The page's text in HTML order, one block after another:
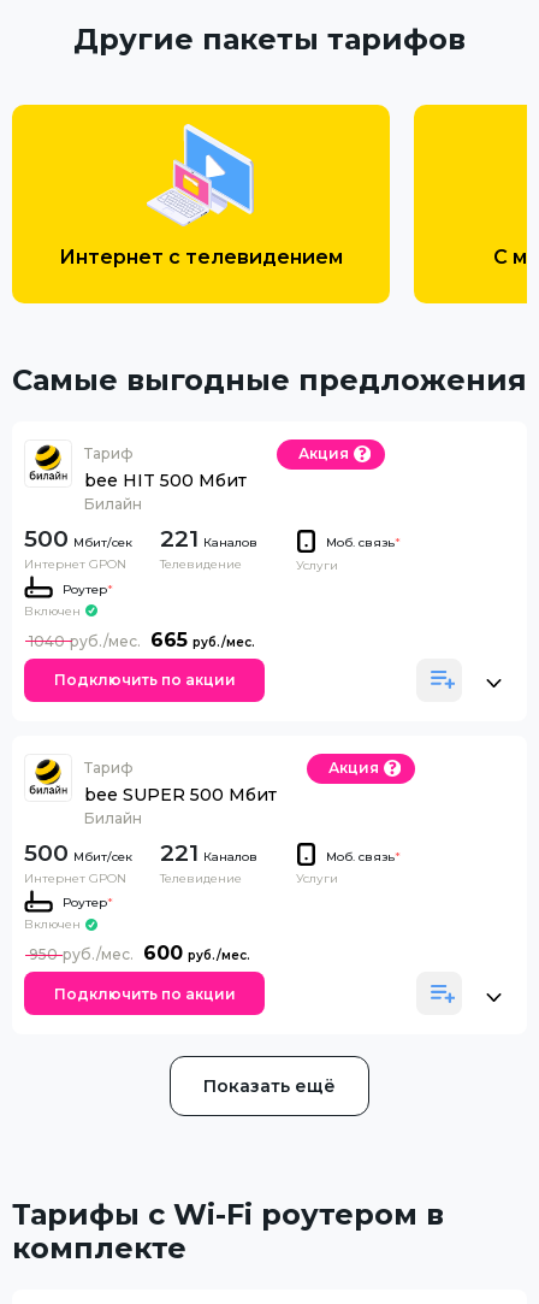
Другие пакеты тарифов
Интернет с телевидением С
Самые выгодные предложения
Тариф
bee HIT 500 Мбит
Билайн
Акция
500
Интернет GPON
221 Каналов
Телевидение
Моб. связь*
Услуги
Роутер*
Включен
665
1040
Подключить по акции
Тариф
bee SUPER 500 Мбит
Билайн
Акция
500
Интернет GPON
221 Каналов
Телевидение
Моб. связь*
Услуги
Роутер*
Включен
600
950
Подключить по акции
Показать ещё
Тарифы с Wi-Fi роутером в
комплекте